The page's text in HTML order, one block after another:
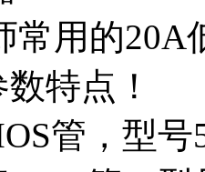
常用的20A
特点！
管，型